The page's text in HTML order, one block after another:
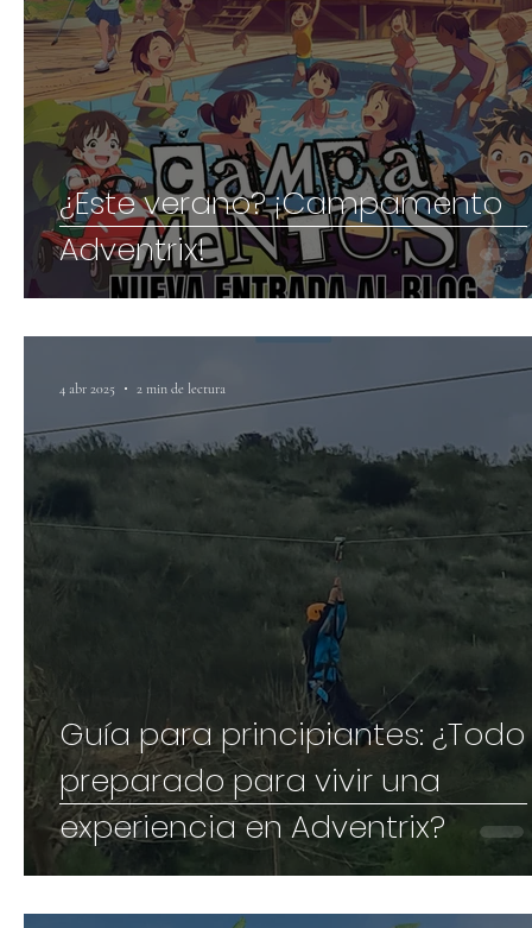
¿Este verano? ¡Campamento
Adventrix!
Guía para principiantes: ¿Todo
preparado para vivir una
experiencia en Adventrix?
4 abr 2025 2 min de lectura